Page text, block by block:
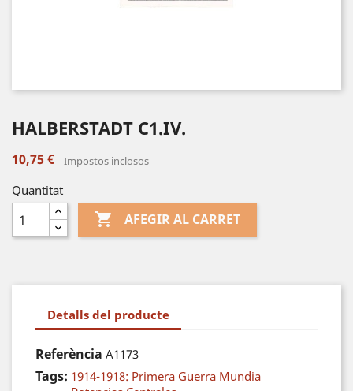
HALBERSTADT C1.IV.
10,75 € Impostos inclosos
Quantitat
 AFEGIR AL CARRET
Detalls del producte
Referència A1173
Tags: 1914-1918: Primera Guerra Mundia